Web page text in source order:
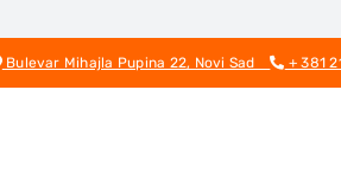
Bulevar Mihajla Pupina 22, Novi Sad + 381